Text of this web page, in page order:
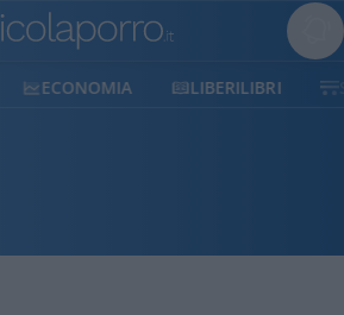
LIBERILIBRI SHOP SOSTIENICI